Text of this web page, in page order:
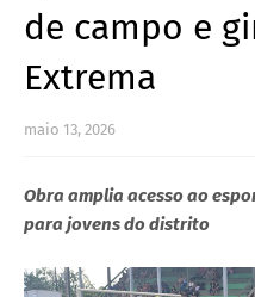
de campo e
Extrema
maio 13, 2026
Obra amplia acesso ao
para jovens do distrito